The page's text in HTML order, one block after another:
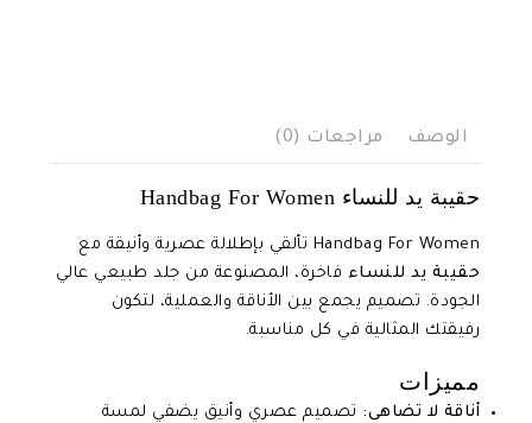
الوصف مراجعات (0)
حقيبة يد للنساء Handbag For Women
Handbag For Women تألقي بإطلالة عصرية وأنيقة مع
حقيبة يد للنساء فاخرة، المصنوعة من جلد طبيعي عالي
الجودة. تصميم يجمع بين الأناقة والعملية، لتكون
رفيقتك المثالية في كل مناسبة.
مميزات
أناقة لا تضاهى: تصميم عصري وأنيق يضفي لمسة